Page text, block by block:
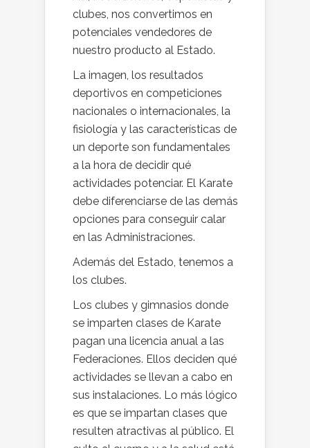
clubes, nos convertimos en
potenciales vendedores de
nuestro producto al Estado.
La imagen, los resultados
deportivos en competiciones
nacionales o internacionales, la
fisiología y las características de
un deporte son fundamentales
a la hora de decidir qué
actividades potenciar. El Karate
debe diferenciarse de las demás
opciones para conseguir calar
en las Administraciones.
Además del Estado, tenemos a
los clubes.
Los clubes y gimnasios donde
se imparten clases de Karate
pagan una licencia anual a las
Federaciones. Ellos deciden qué
actividades se llevan a cabo en
sus instalaciones. Lo más lógico
es que se impartan clases que
resulten atractivas al público. El